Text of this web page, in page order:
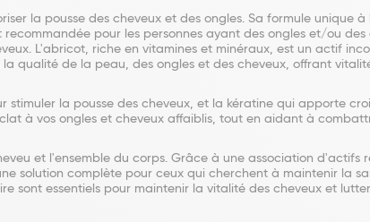
la pousse des cheveux et des ongles. Sa formule unique à
pour les personnes ayant des ongles et/ou des
L'abricot, riche en vitamines et minéraux, est un actif
qualité de la peau, des ongles et des cheveux, offrant
stimuler la pousse des cheveux, et la kératine qui apporte
à vos ongles et cheveux affaiblis, tout en aidant à
et l'ensemble du corps. Grâce à une association d'actifs
solution complète pour ceux qui cherchent à maintenir la
sont essentiels pour maintenir la vitalité des cheveux et